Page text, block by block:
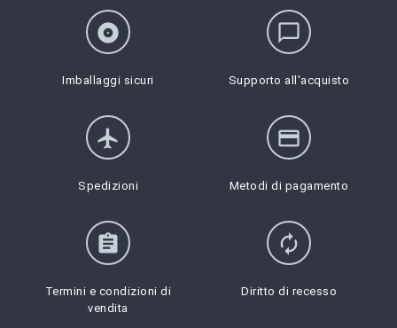
album
Imballaggi sicuri
chat_bubble_outline
Supporto all'acquisto
flight
Spedizioni
credit_card
Metodi di pagamento
assignment
Termini e condizioni di
vendita
autorenew
Diritto di recesso